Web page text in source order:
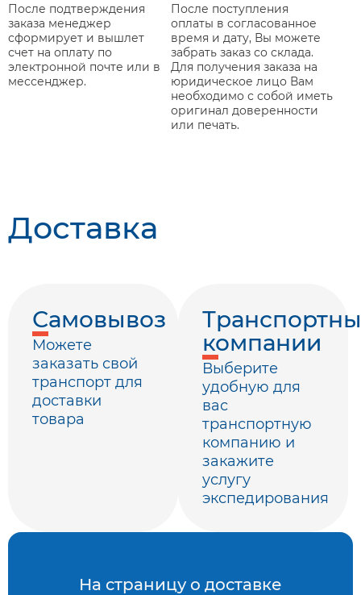
После подтверждения
заказа менеджер
сформирует и вышлет
счет на оплату по
электронной почте или в
мессенджер.
После поступления
оплаты в согласованное
время и дату, Вы можете
забрать заказ со склада.
Для получения заказа на
юридическое лицо Вам
необходимо с собой иметь
оригинал доверенности
или печать.
Доставка
Самовывоз
Можете
заказать свой
транспорт для
доставки
товара
компании
Выберите
удобную для
вас
транспортную
компанию и
закажите
услугу
экспедирования
На страницу о доставке